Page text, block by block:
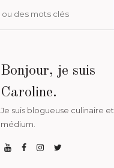
Bonjour, je suis
Caroline.
Je suis blogueuse culinaire et
médium.